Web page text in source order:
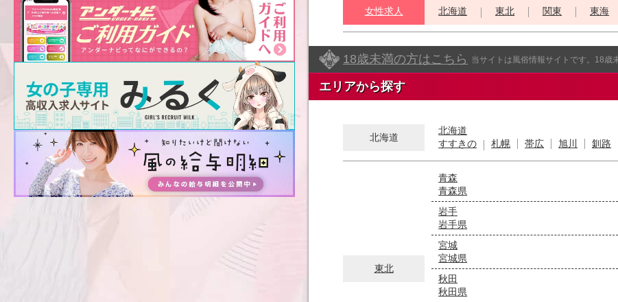
女性求人 北海道 東北 関東 東海
18歳未満の方はこちら 当サイトは風俗情報サイトです。18歳
エリアから探す
北海道
北海道
すすきの
札幌 帯広 旭川 釧路
東北
青森
青森県
岩手
岩手県
宮城
宮城県
秋田
秋田県